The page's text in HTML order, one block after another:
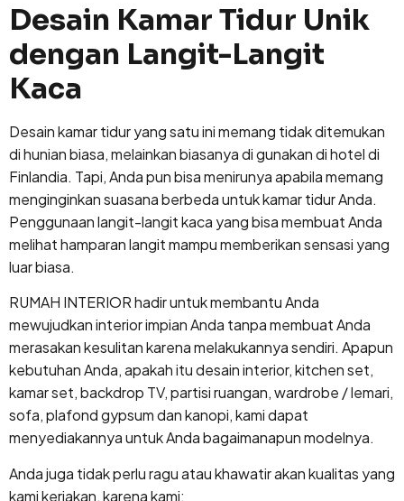
Desain Kamar Tidur Unik
dengan Langit-Langit
Kaca
Desain kamar tidur yang satu ini memang tidak ditemukan
di hunian biasa, melainkan biasanya di gunakan di hotel di
Finlandia. Tapi, Anda pun bisa menirunya apabila memang
menginginkan suasana berbeda untuk kamar tidur Anda.
Penggunaan langit-langit kaca yang bisa membuat Anda
melihat hamparan langit mampu memberikan sensasi yang
luar biasa.
RUMAH INTERIOR hadir untuk membantu Anda
mewujudkan interior impian Anda tanpa membuat Anda
merasakan kesulitan karena melakukannya sendiri. Apapun
kebutuhan Anda, apakah itu desain interior, kitchen set,
kamar set, backdrop TV, partisi ruangan, wardrobe / lemari,
sofa, plafond gypsum dan kanopi, kami dapat
menyediakannya untuk Anda bagaimanapun modelnya.
Anda juga tidak perlu ragu atau khawatir akan kualitas yang
kami kerjakan, karena kami: